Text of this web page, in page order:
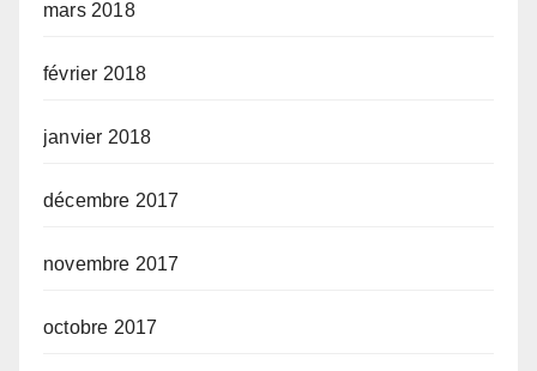
mars 2018
février 2018
janvier 2018
décembre 2017
novembre 2017
octobre 2017